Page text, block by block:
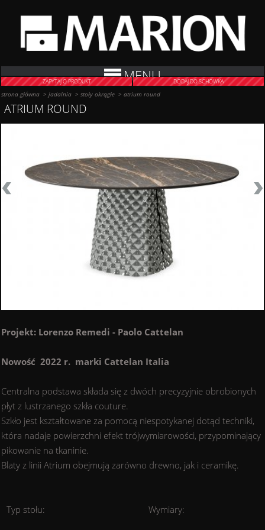
MENU
ZAPYTAJ O PRODUKT DODAJ DO SCHOWKA
strona główna >jadalnia >stoły okrągłe >atrium round
ATRIUM ROUND
Projekt: Lorenzo Remedi - Paolo Cattelan
Nowość 2022 r. marki Cattelan Italia
Centralna podstawa składa się z dwóch precyzyjnie obrobionych
płyt z lustrzanego szkła couture.
Szkło jest kształtowane za pomocą niespotykanej dotąd techniki,
która nadaje powierzchni efekt trójwymiarowości, przypominający
pikowanie na tkaninie.
Blaty z linii Atrium obejmują zarówno drewno, jak i ceramikę.
Typ stołu: Wymiary: